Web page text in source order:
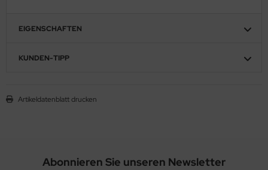
EIGENSCHAFTEN
KUNDEN-TIPP
Artikeldatenblatt drucken
Abonnieren Sie unseren Newsletter